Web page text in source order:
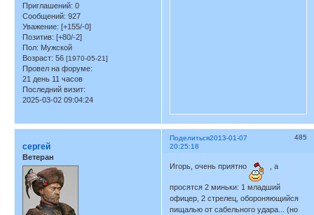
Приглашений: 0
Сообщений: 927
Уважение: [+155/-0]
Позитив: [+80/-2]
Пол: Мужской
Возраст: 56 [1970-05-21]
Провел на форуме:
21 день 11 часов
Последний визит:
2025-03-02 09:04:24
Поделиться 485
2013-01-07
20:25:18
сергей
Ветеран
Игорь, очень приятно , а
просятся 2 миньки: 1 младший
офицер, 2 стрелец, обороняющийся
пищалью от сабельного удара... (но